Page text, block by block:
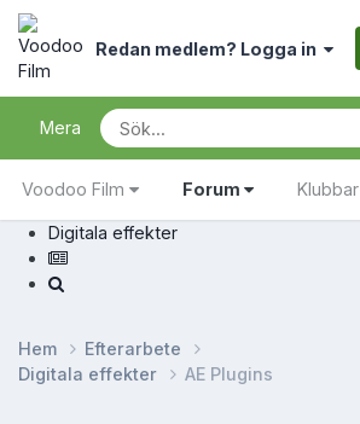
Redan medlem? Logga in
Mera
Voodoo Film Forum Klubbar
Digitala effekter
Hem
Efterarbete
Digitala effekter
AE Plugins